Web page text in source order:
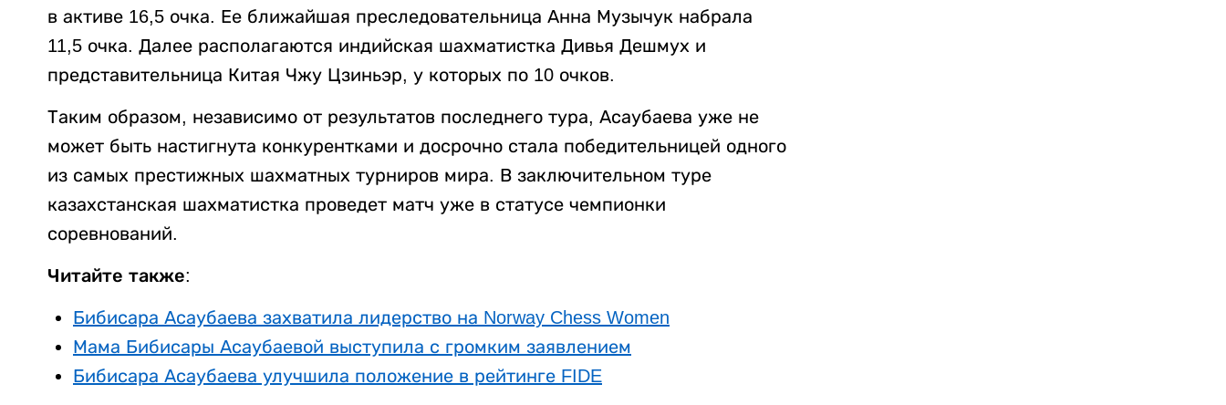
в активе 16,5 очка. Ее ближайшая преследовательница Анна Музычук набрала
11,5 очка. Далее располагаются индийская шахматистка Дивья Дешмух и
представительница Китая Чжу Цзиньэр, у которых по 10 очков.
Таким образом, независимо от результатов последнего тура, Асаубаева уже не
может быть настигнута конкурентками и досрочно стала победительницей одного
из самых престижных шахматных турниров мира. В заключительном туре
казахстанская шахматистка проведет матч уже в статусе чемпионки
соревнований.
Читайте также:
Бибисара Асаубаева захватила лидерство на Norway Chess Women
Мама Бибисары Асаубаевой выступила с громким заявлением
Бибисара Асаубаева улучшила положение в рейтинге FIDE